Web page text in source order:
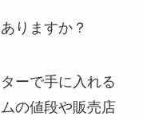
りますか？
ーで手に入れる
の値段や販売店